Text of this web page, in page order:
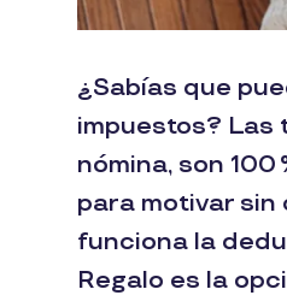
¿Sabías que
impuestos? Las
nómina, son
para motivar sin
funciona la
Regalo es la